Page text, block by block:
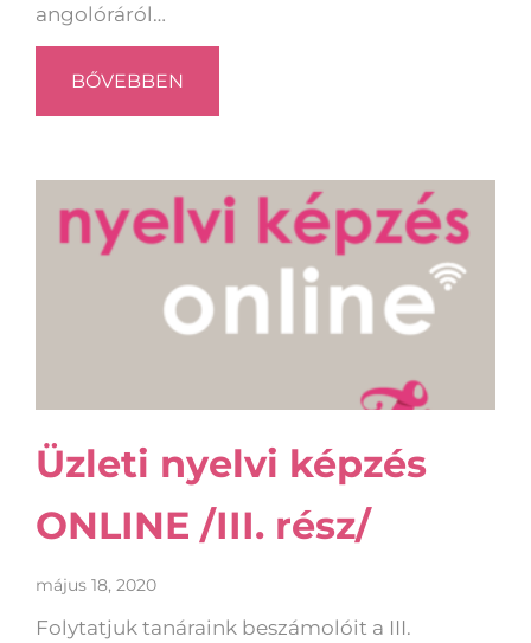
angolóráról…
BŐVEBBEN
Üzleti nyelvi képzés
ONLINE /III. rész/
május 18, 2020
Folytatjuk tanáraink beszámolóit a III.